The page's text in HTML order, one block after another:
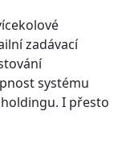
zadávací
systému
I přesto